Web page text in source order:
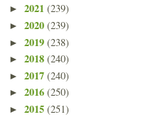
► 2021 (239)
► 2020 (239)
► 2019 (238)
► 2018 (240)
► 2017 (240)
► 2016 (250)
► 2015 (251)